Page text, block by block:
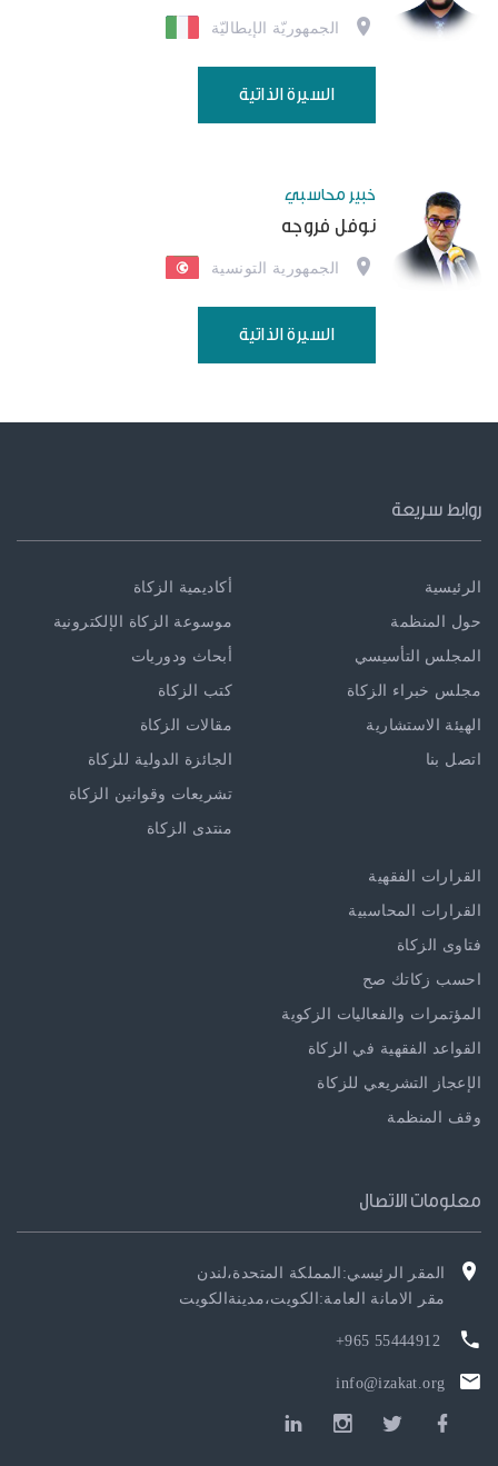
الجمهوريّة الإيطاليّة
السيرة الذاتية
خبير محاسبي
نوفل فروجه
الجمهورية التونسية
السيرة الذاتية
روابط سريعة
الرئيسية
حول المنظمة
المجلس التأسيسي
مجلس خبراء الزكاة
الهيئة الاستشارية
اتصل بنا
أكاديمية الزكاة
موسوعة الزكاة الإلكترونية
أبحاث ودوريات
كتب الزكاة
مقالات الزكاة
الجائزة الدولية للزكاة
تشريعات وقوانين الزكاة
منتدى الزكاة
القرارات الفقهية
القرارات المحاسبية
فتاوى الزكاة
احسب زكاتك صح
المؤتمرات والفعاليات الزكوية
القواعد الفقهية في الزكاة
الإعجاز التشريعي للزكاة
وقف المنظمة
معلومات الاتصال
المقر الرئيسي:المملكة المتحدة،لندن
مقر الامانة العامة:الكويت،مدينةالكويت
55444912 965+
info@izakat.org